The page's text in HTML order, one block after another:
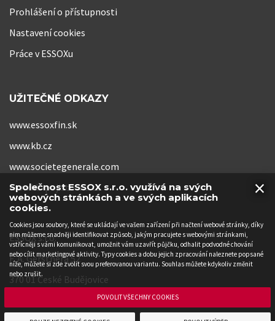
Prohlášení o přístupnosti
Nastavení cookies
Práce v ESSOXu
UŽITEČNÉ ODKAZY
www.essoxfin.sk
www.kb.cz
www.societegenerale.com
www.kb-pojistovna.cz
ESSOX s.r.o.
F. A. Gerstnera 52
370 01 České Budějovice
×
Společnost ESSOX s.r.o. využívá na svých
webových stránkách a ve svých aplikacích
cookies.
Cookies jsou soubory, které se ukládají ve vašem zařízení při načtení webové stránky, díky
nim můžeme snadněji identifikovat způsob, jakým pracujete s webovými stránkami,
vstřícněji s vámi komunikovat, umožnit vám uzavřít půjčku, odhalit podvodné chování
nebo cílit marketingové aktivity. Typy cookies a dobu jejich zpracování naleznete popsané
níže, můžete si zde zvolit svou preferovanou variantu. Souhlas můžete kdykoliv změnit
nebo zrušit.
POVOLIT VŠECHNY COOKIES